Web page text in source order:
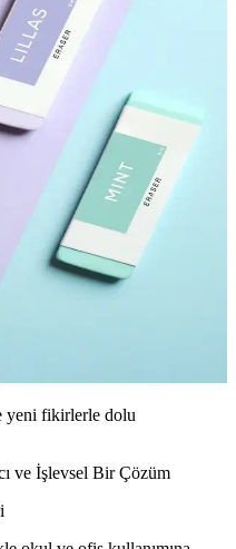
yeni fikirlerle dolu
ve İşlevsel Bir Çözüm